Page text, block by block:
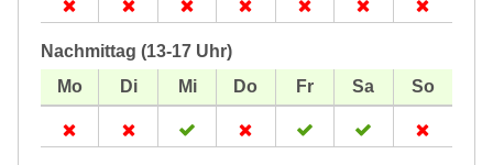
Nachmittag (13-17 Uhr)